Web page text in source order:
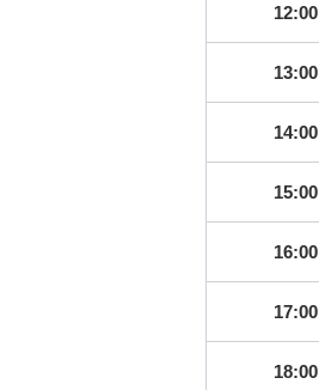
12:00
13:00
14:00
15:00
16:00
17:00
18:00